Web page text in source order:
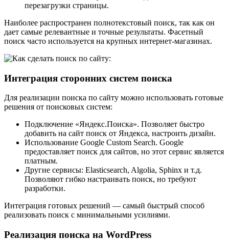
перезагрузки страницы.
Наиболее распространен полнотекстовый поиск, так как он
дает самые релевантные и точные результаты. Фасетный
поиск часто используется на крупных интернет-магазинах.
Интеграция сторонних систем поиска
Для реализации поиска по сайту можно использовать готовые
решения от поисковых систем:
Подключение «Яндекс.Поиска». Позволяет быстро
добавить на сайт поиск от Яндекса, настроить дизайн.
Использование Google Custom Search. Google
предоставляет поиск для сайтов, но этот сервис является
платным.
Другие сервисы: Elasticsearch, Algolia, Sphinx и т.д.
Позволяют гибко настраивать поиск, но требуют
разработки.
Интеграция готовых решений — самый быстрый способ
реализовать поиск с минимальными усилиями.
Реализация поиска на WordPress